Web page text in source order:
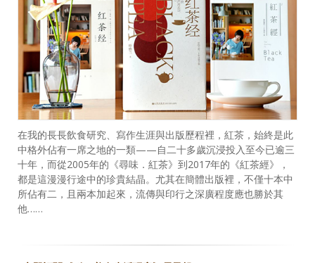
在我的長長飲食研究、寫作生涯與出版歷程裡，紅茶，始終是此
中格外佔有一席之地的一類——自二十多歲沉浸投入至今已逾三
十年，而從2005年的《尋味．紅茶》到2017年的《紅茶經》，
都是這漫漫行途中的珍貴結晶。尤其在簡體出版裡，不僅十本中
所佔有二，且兩本加起來，流傳與印行之深廣程度應也勝於其
他……